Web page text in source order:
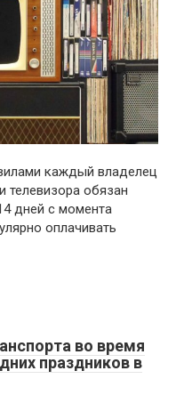
каждый владелец
телевизора обязан
дней с момента
оплачивать
во время
праздников в